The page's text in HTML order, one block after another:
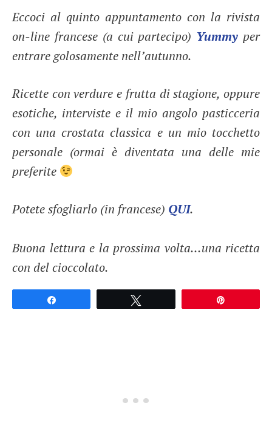
Eccoci al quinto appuntamento con la rivista
on-line francese (a cui partecipo) Yummy per
entrare golosamente nell’autunno.
Ricette con verdure e frutta di stagione, oppure
esotiche, interviste e il mio angolo pasticceria
con una crostata classica e un mio tocchetto
personale (ormai è diventata una delle mie
preferite
Potete sfogliarlo (in francese) QUI.
Buona lettura e la prossima volta…una ricetta
con del cioccolato.